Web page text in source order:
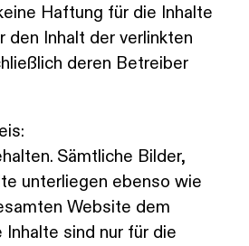
Haftung für die Inhalte
den Inhalt der verlinkten
deren Betreiber
Sämtliche Bilder,
unterliegen ebenso wie
Website dem
Inhalte sind nur für die